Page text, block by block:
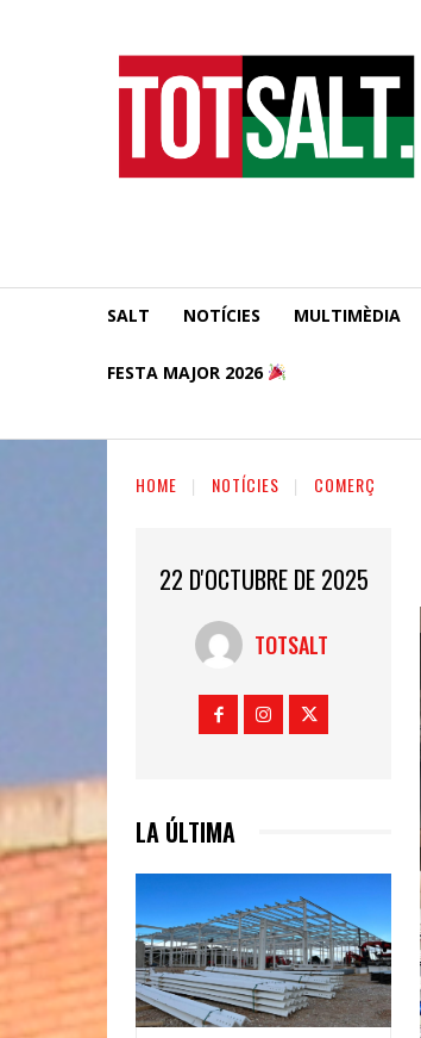
SALT NOTÍCIES MULTIMÈDIA
FESTA MAJOR 2026
HOME NOTÍCIES COMERÇ
22 D'OCTUBRE DE 2025
TOTSALT
LA ÚLTIMA